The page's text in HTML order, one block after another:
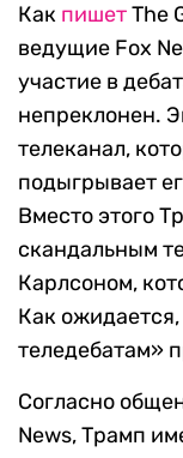
Как пишетThe
ведущие Fox
участие в
непреклонен.
телеканал,
подыгрывает
Вместо этого
скандальным
Карлсоном,
Как
теледебатам»
Согласно
News, Трамп